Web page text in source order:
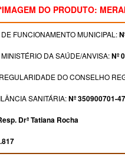
DO PRODUTO:
FUNCIONAMENTO MUNICIPAL:
DA SAÚDE/ANVISA:Nº
DO CONSELHO
SANITÁRIA:Nº 350900701-
Drª Tatiana Rocha